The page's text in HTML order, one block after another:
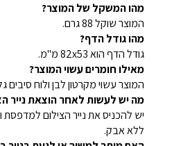
מהו המשקל של המוצר?
המוצר שוקל 88 גרם.
מהו גודל הדף?
גודל הדף הוא 82x53 מ"מ.
מאילו חומרים עשוי המוצר?
המוצר עשוי מקרטון לבן ולוח סיבים
מה יש לעשות לאחר הוצאת נייר
יש להכניס את נייר הצילום למדפסת
ללא אבק.